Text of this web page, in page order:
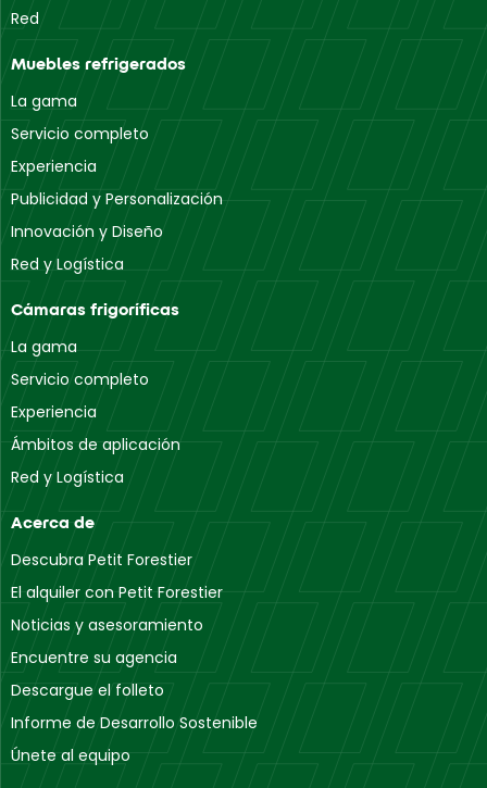
Red
Muebles refrigerados
La gama
Servicio completo
Experiencia
Publicidad y Personalización
Innovación y Diseño
Red y Logística
Cámaras frigoríficas
La gama
Servicio completo
Experiencia
Ámbitos de aplicación
Red y Logística
Acerca de
Descubra Petit Forestier
El alquiler con Petit Forestier
Noticias y asesoramiento
Encuentre su agencia
Descargue el folleto
Informe de Desarrollo Sostenible
Únete al equipo